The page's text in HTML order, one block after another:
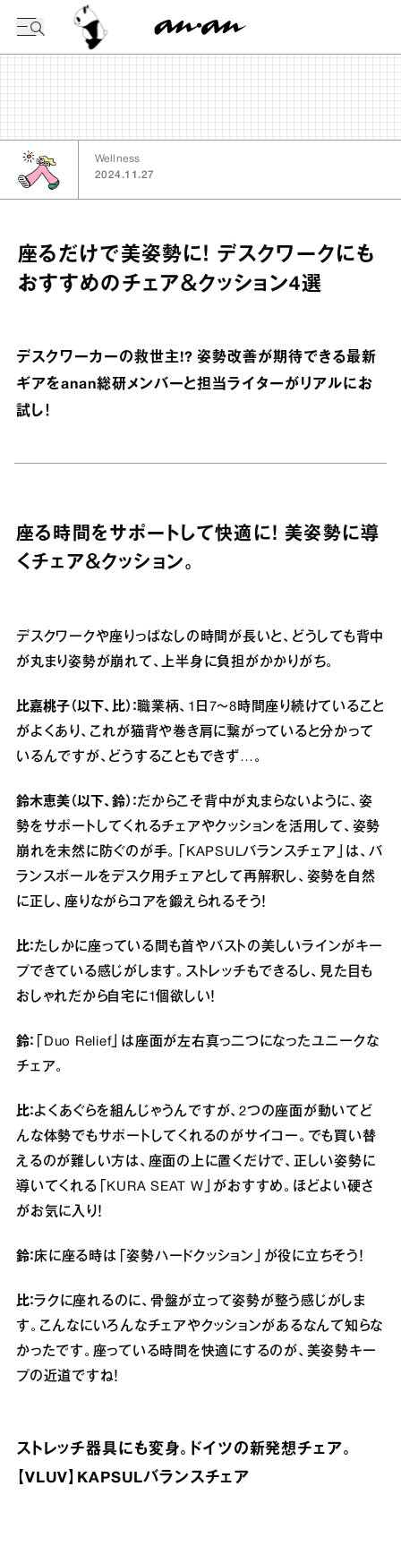
Wellness
2024.11.27
座るだけで美姿勢に！ デスクワークにも
おすすめのチェア＆クッション4選
デスクワーカーの救世主!? 姿勢改善が期待できる最新
ギアをanan総研メンバーと担当ライターがリアルにお
試し！
座る時間をサポートして快適に！ 美姿勢に導
くチェア＆クッション。
デスクワークや座りっぱなしの時間が長いと、どうしても背中
が丸まり姿勢が崩れて、上半身に負担がかかりがち。
比嘉桃子（以下、比）：職業柄、1日7～8時間座り続けていること
がよくあり、これが猫背や巻き肩に繋がっていると分かって
いるんですが、どうすることもできず…。
鈴木恵美（以下、鈴）：だからこそ背中が丸まらないように、姿
勢をサポートしてくれるチェアやクッションを活用して、姿勢
崩れを未然に防ぐのが手。「KAPSULバランスチェア」は、バ
ランスボールをデスク用チェアとして再解釈し、姿勢を自然
に正し、座りながらコアを鍛えられるそう！
比：たしかに座っている間も首やバストの美しいラインがキー
プできている感じがします。ストレッチもできるし、見た目も
おしゃれだから自宅に1個欲しい！
鈴： 「Duo Relief」は座面が左右真っ二つになったユニークな
チェア。
比：よくあぐらを組んじゃうんですが、2つの座面が動いてど
んな体勢でもサポートしてくれるのがサイコー。でも買い替
えるのが難しい方は、座面の上に置くだけで、正しい姿勢に
導いてくれる「KURA SEAT W」がおすすめ。ほどよい硬さ
がお気に入り！
鈴：床に座る時は「姿勢ハードクッション」が役に立ちそう！
比：ラクに座れるのに、骨盤が立って姿勢が整う感じがしま
す。こんなにいろんなチェアやクッションがあるなんて知らな
かったです。座っている時間を快適にするのが、美姿勢キー
プの近道ですね！
ストレッチ器具にも変身。ドイツの新発想チェア。
【VLUV】KAPSULバランスチェア